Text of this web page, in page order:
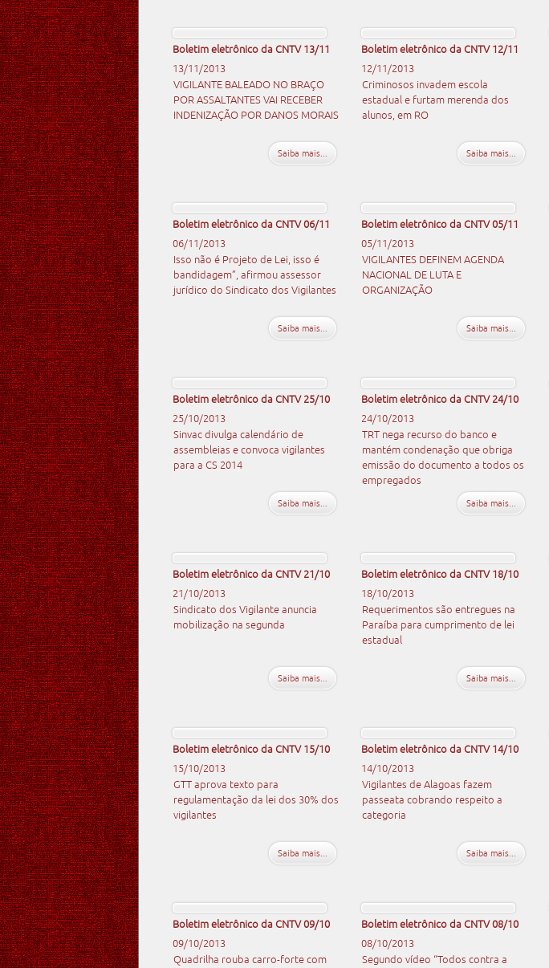
Boletim eletrônico da CNTV 13/11
13/11/2013
VIGILANTE BALEADO NO BRAÇO
POR ASSALTANTES VAI RECEBER
INDENIZAÇÃO POR DANOS MORAIS
Saiba mais...
Boletim eletrônico da CNTV 12/11
12/11/2013
Criminosos invadem escola
estadual e furtam merenda dos
alunos, em RO
Saiba mais...
Boletim eletrônico da CNTV 06/11
06/11/2013
Isso não é Projeto de Lei, isso é
bandidagem”, afirmou assessor
jurídico do Sindicato dos Vigilantes
Saiba mais...
Boletim eletrônico da CNTV 05/11
05/11/2013
VIGILANTES DEFINEM AGENDA
NACIONAL DE LUTA E
ORGANIZAÇÃO
Saiba mais...
Boletim eletrônico da CNTV 25/10
25/10/2013
Sinvac divulga calendário de
assembleias e convoca vigilantes
para a CS 2014
Saiba mais...
Boletim eletrônico da CNTV 24/10
24/10/2013
TRT nega recurso do banco e
mantém condenação que obriga
emissão do documento a todos os
empregados
Saiba mais...
Boletim eletrônico da CNTV 21/10
21/10/2013
Sindicato dos Vigilante anuncia
mobilização na segunda
Saiba mais...
Boletim eletrônico da CNTV 18/10
18/10/2013
Requerimentos são entregues na
Paraíba para cumprimento de lei
estadual
Saiba mais...
Boletim eletrônico da CNTV 15/10
15/10/2013
GTT aprova texto para
regulamentação da lei dos 30% dos
vigilantes
Saiba mais...
Boletim eletrônico da CNTV 14/10
14/10/2013
Vigilantes de Alagoas fazem
passeata cobrando respeito a
categoria
Saiba mais...
Boletim eletrônico da CNTV 09/10
09/10/2013
Quadrilha rouba carro-forte com
Boletim eletrônico da CNTV 08/10
08/10/2013
Segundo vídeo “Todos contra a